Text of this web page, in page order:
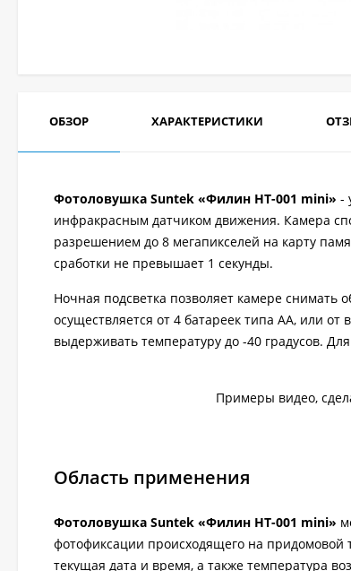
ОБЗОР ХАРАКТЕРИСТИКИ
Фотоловушка Suntek «Филин HT-001 mini» -
инфракрасным датчиком движения. Камера
разрешением до 8 мегапикселей на карту
сработки не превышает 1 секунды.
Ночная подсветка позволяет камере
осуществляется от 4 батареек типа AA, или
выдерживать температуру до -40 градусов.
Примеры видео,
Область применения
Фотоловушка Suntek «Филин HT-001 mini»
фотофиксации происходящего на придомовой
текущая дата и время, а также температура